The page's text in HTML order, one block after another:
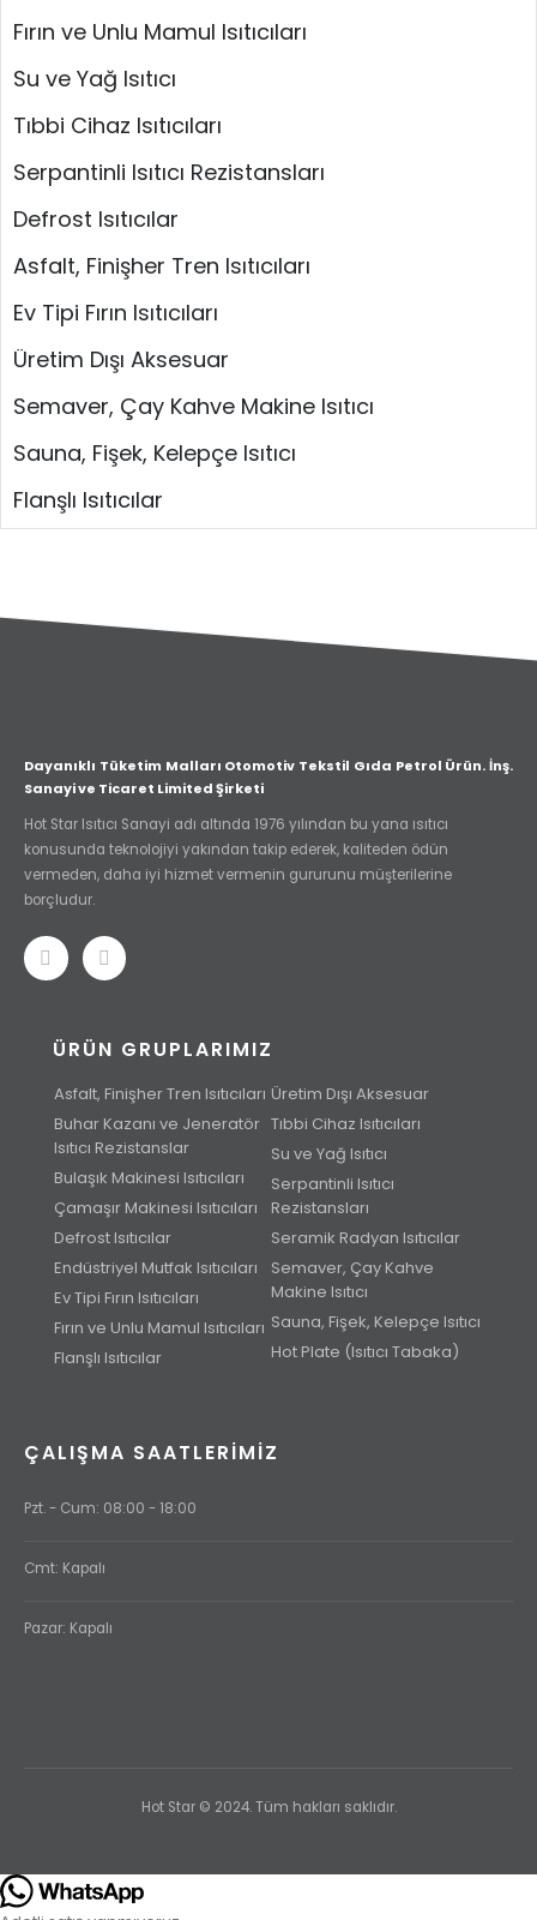
Fırın ve Unlu Mamul Isıtıcıları
Su ve Yağ Isıtıcı
Tıbbi Cihaz Isıtıcıları
Serpantinli Isıtıcı Rezistansları
Defrost Isıtıcılar
Asfalt, Finişher Tren Isıtıcıları
Ev Tipi Fırın Isıtıcıları
Üretim Dışı Aksesuar
Semaver, Çay Kahve Makine Isıtıcı
Sauna, Fişek, Kelepçe Isıtıcı
Flanşlı Isıtıcılar
Dayanıklı Tüketim Malları Otomotiv Tekstil Gıda Petrol Ürün. İnş.
Sanayi ve Ticaret Limited Şirketi
Hot Star Isıtıcı Sanayi adı altında 1976 yılından bu yana ısıtıcı
konusunda teknolojiyi yakından takip ederek, kaliteden ödün
vermeden, daha iyi hizmet vermenin gururunu müşterilerine
borçludur.
ÜRÜN GRUPLARIMIZ
Asfalt, Finişher Tren Isıtıcıları
Buhar Kazanı ve Jeneratör
Isıtıcı Rezistanslar
Bulaşık Makinesi Isıtıcıları
Çamaşır Makinesi Isıtıcıları
Defrost Isıtıcılar
Endüstriyel Mutfak Isıtıcıları
Ev Tipi Fırın Isıtıcıları
Fırın ve Unlu Mamul Isıtıcıları
Flanşlı Isıtıcılar
Üretim Dışı Aksesuar
Tıbbi Cihaz Isıtıcıları
Su ve Yağ Isıtıcı
Serpantinli Isıtıcı
Rezistansları
Seramik Radyan Isıtıcılar
Semaver, Çay Kahve
Makine Isıtıcı
Sauna, Fişek, Kelepçe Isıtıcı
Hot Plate (Isıtıcı Tabaka)
ÇALIŞMA SAATLERIMIZ
Pzt. - Cum: 08:00 - 18:00
Cmt: Kapalı
Pazar: Kapalı
Hot Star © 2024. Tüm hakları saklıdır.